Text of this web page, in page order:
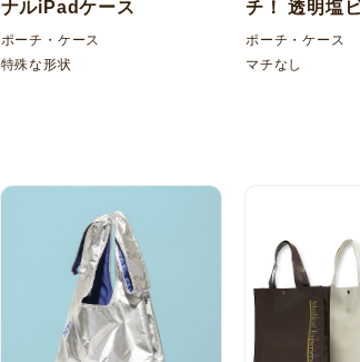
ナルiPadケース
ポーチ・ケース
特殊な形状
チ！ 透明塩
袋ケース
ポーチ・ケース
マチなし